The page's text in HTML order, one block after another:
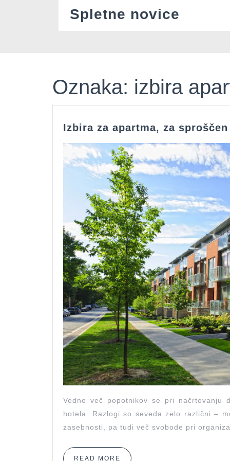
Spletne novice
Oznaka: izbira
Izbira za apartma, za
Vedno več popotnikov se pri načrtovanju
hotela. Razlogi so seveda zelo različni –
zasebnosti, pa tudi več svobode pri
READ MORE READ